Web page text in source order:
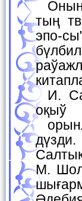
Оның "Бердақ-уллы патриот шайыр" (1943), "Бердақ-
тың
эпо-
И. Сағитов мектеплер, жоқары ҳәм орта арнаўлы
оқыў
орынлары ушын сабақлықлар ҳәм окыў китапларын
М.